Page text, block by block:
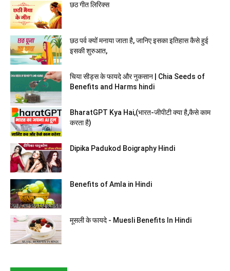
छठ गीत लिरिक्स
छठ पर्व क्यों मनाया जाता है, जानिए इसका इतिहास कैसे हुई
इसकी शुरुआत,
चिया सीड्स के फायदे और नुकसान | Chia Seeds of
Benefits and Harms hindi
BharatGPT Kya Hai,(भारत-जीपीटी क्या है,कैसे काम
करता है)
Dipika Padukod Boigraphy Hindi
Benefits of Amla in Hindi
मूसली के फायदे - Muesli Benefits In Hindi